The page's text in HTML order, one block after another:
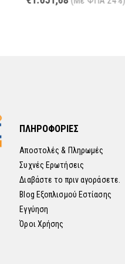
out of 5
ΠΛΗΡΟΦΟΡΙΕΣ
Αποστολές & Πληρωμές
Συχνές Ερωτήσεις
Διαβάστε το πριν αγοράσετε.
Blog Εξοπλισμού Εστίασης
Εγγύηση
Όροι Χρήσης